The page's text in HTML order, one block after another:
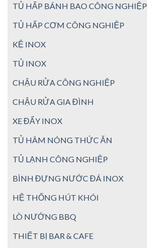
TỦ HẤP BÁNH BAO CÔNG NGHIỆP
TỦ HẤP CƠM CÔNG NGHIỆP
KỆ INOX
TỦ INOX
CHẬU RỬA CÔNG NGHIỆP
CHẬU RỬA GIA ĐÌNH
XE ĐẨY INOX
TỦ HÂM NÓNG THỨC ĂN
TỦ LẠNH CÔNG NGHIỆP
BÌNH ĐỰNG NƯỚC ĐÁ INOX
HỆ THỐNG HÚT KHÓI
LÒ NƯỚNG BBQ
THIẾT BỊ BAR & CAFE